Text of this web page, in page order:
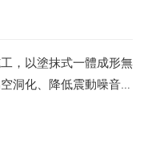
，以塗抹式一體成形無
洞化、降低震動噪音有
過全樓層鋪設塗抹式
牆移位，不易破壞原有